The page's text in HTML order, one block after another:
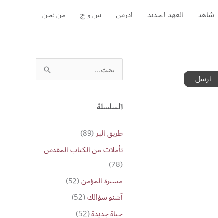
شاهد العهد الجديد ادرس س و ج من نحن
e
r
h
f
o
r
:
السلسلة
طريق البر(89)
تأملات من الكتاب المقدس
(78)
مسيرة المؤمن(52)
آشنو سؤالك(52)
حياة جديدة(52)